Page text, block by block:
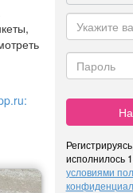
исполнилось
условиями